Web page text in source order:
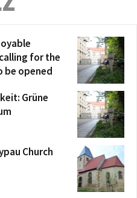
for the
be opened
Grüne
Church